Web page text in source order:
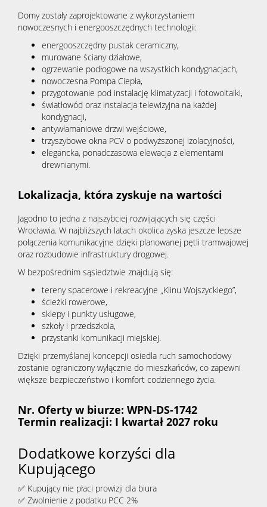
Domy zostały zaprojektowane z wykorzystaniem
nowoczesnych i energooszczędnych technologii:
energooszczędny pustak ceramiczny,
murowane ściany działowe,
ogrzewanie podłogowe na wszystkich kondygnacjach,
nowoczesna Pompa Ciepła,
przygotowanie pod instalację klimatyzacji i fotowoltaiki,
światłowód oraz instalacja telewizyjna na każdej
kondygnacji,
antywłamaniowe drzwi wejściowe,
trzyszybowe okna PCV o podwyższonej izolacyjności,
elegancka, ponadczasowa elewacja z elementami
drewnianymi.
Lokalizacja, która zyskuje na wartości
Jagodno to jedna z najszybciej rozwijających się części
Wrocławia. W najbliższych latach okolica zyska jeszcze lepsze
połączenia komunikacyjne dzięki planowanej pętli tramwajowej
oraz rozbudowie infrastruktury drogowej.
W bezpośrednim sąsiedztwie znajdują się:
tereny spacerowe i rekreacyjne „Klinu Wojszyckiego”,
ścieżki rowerowe,
sklepy i punkty usługowe,
szkoły i przedszkola,
przystanki komunikacji miejskiej.
Dzięki przemyślanej koncepcji osiedla ruch samochodowy
zostanie ograniczony wyłącznie do mieszkańców, co zapewni
większe bezpieczeństwo i komfort codziennego życia.
Nr. Oferty w biurze: WPN-DS-1742
Termin realizacji: I kwartał 2027 roku
Dodatkowe korzyści dla
Kupującego
✅ Kupujący nie płaci prowizji dla biura
✅ Zwolnienie z podatku PCC 2%